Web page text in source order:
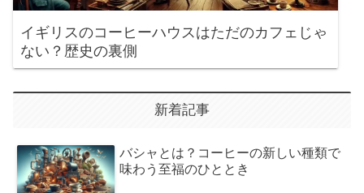
イギリスのコーヒーハウスはただのカフェじゃ
ない？歴史の裏側
新着記事
バシャとは？コーヒーの新しい種類で
味わう至福のひととき